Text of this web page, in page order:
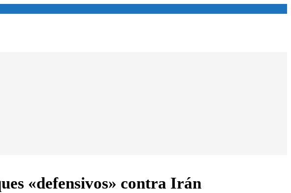
«defensivos» contra Irán